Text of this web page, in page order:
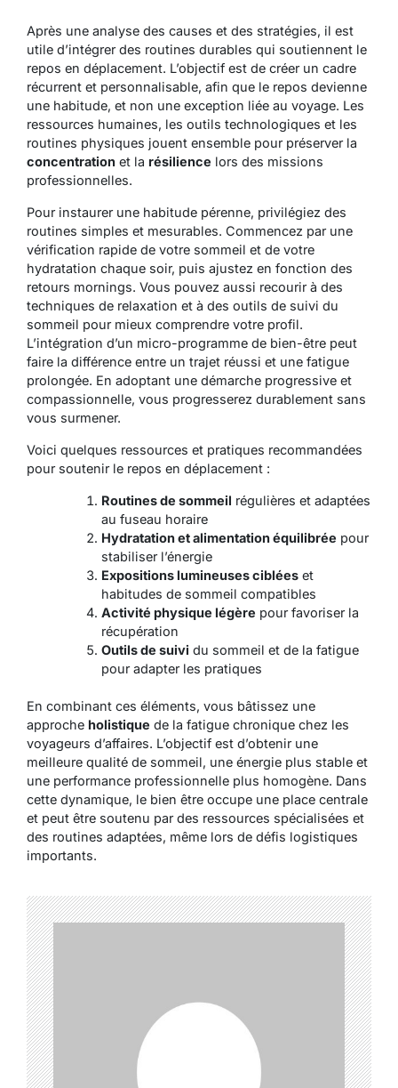
Après une analyse des causes et des stratégies, il est
utile d’intégrer des routines durables qui soutiennent le
repos en déplacement. L’objectif est de créer un cadre
récurrent et personnalisable, afin que le repos devienne
une habitude, et non une exception liée au voyage. Les
ressources humaines, les outils technologiques et les
routines physiques jouent ensemble pour préserver la
concentration et la résilience lors des missions
professionnelles.
Pour instaurer une habitude pérenne, privilégiez des
routines simples et mesurables. Commencez par une
vérification rapide de votre sommeil et de votre
hydratation chaque soir, puis ajustez en fonction des
retours mornings. Vous pouvez aussi recourir à des
techniques de relaxation et à des outils de suivi du
sommeil pour mieux comprendre votre profil.
L’intégration d’un micro-programme de bien-être peut
faire la différence entre un trajet réussi et une fatigue
prolongée. En adoptant une démarche progressive et
compassionnelle, vous progresserez durablement sans
vous surmener.
Voici quelques ressources et pratiques recommandées
pour soutenir le repos en déplacement :
Routines de sommeil régulières et adaptées
au fuseau horaire
Hydratation et alimentation équilibrée pour
stabiliser l’énergie
Expositions lumineuses cibléeset
habitudes de sommeil compatibles
Activité physique légère pour favoriser la
récupération
Outils de suivi du sommeil et de la fatigue
pour adapter les pratiques
En combinant ces éléments, vous bâtissez une
approche holistique de la fatigue chronique chez les
voyageurs d’affaires. L’objectif est d’obtenir une
meilleure qualité de sommeil, une énergie plus stable et
une performance professionnelle plus homogène. Dans
cette dynamique, le bien être occupe une place centrale
et peut être soutenu par des ressources spécialisées et
des routines adaptées, même lors de défis logistiques
importants.